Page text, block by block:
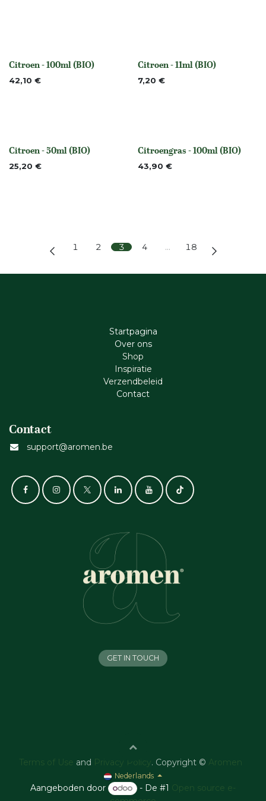
None
Citroen - 100ml (BIO)
42,10 € None
Citroen - 11ml (BIO)
7,20 €
None
Citroen - 50ml (BIO)
25,20 € None
Citroengras - 100ml (BIO)
43,90 €
1 2 3 4 … 18
Startpagina
Ove​r​ ons
Shop
Inspiratie
Verzendbeleid
Cont​act
Contact
support@aromen.be
GET IN TOUCH
Terms of Use and Privacy Policy . Copyright © Aromen
Nederlands
Aangeboden door - De #1 Open source e-